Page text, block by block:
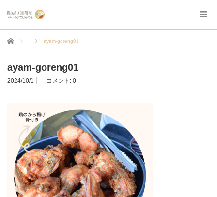
ホーム ayam-goreng01
ayam-goreng01
2024/10/1 コメント: 0